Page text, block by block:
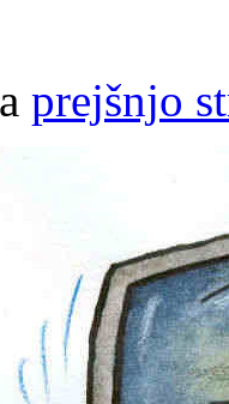
prejšnjo